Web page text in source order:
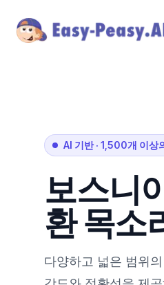
AI 기반· 1,500개 이상
보스니
환 목소
다양하고 넓은 범위